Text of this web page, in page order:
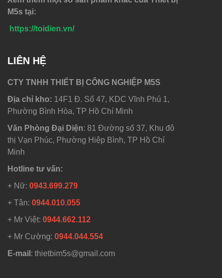
M5s tại:
https://toidien.vn/
LIÊN HỆ
CTY TNHH THIẾT BỊ CÔNG NGHIỆP M5S
Địa chỉ kho: 14F1 Đ. Số 47, KDC Vĩnh Phú 1,
Phường Bình Hòa, TP Hồ Chí Minh
Văn Phòng Đại Diện: 81 Đường số 37, Khu đô
thị Vạn Phúc, Phường Hiệp Bình, TP Hồ Chí
Minh
Hotline tư vấn:
+ Nữ: 0943.699.279
+ Tân: 0944.010.055
+ Mr Việt: 0944.662.112
+ Mr Cường: 0944.044.554
E-mail : thietbim5s@gmail.com